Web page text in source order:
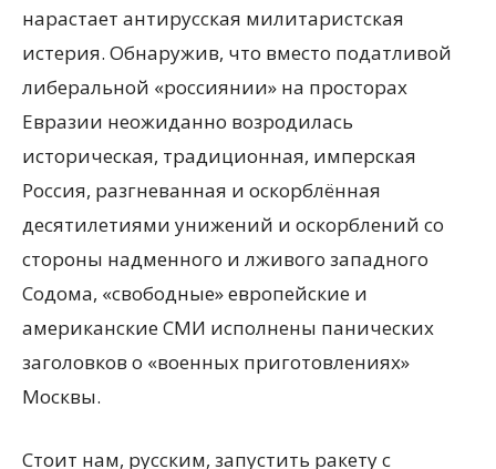
нарастает антирусская милитаристская
истерия. Обнаружив, что вместо податливой
либеральной «россиянии» на просторах
Евразии неожиданно возродилась
историческая, традиционная, имперская
Россия, разгневанная и оскорблённая
десятилетиями унижений и оскорблений со
стороны надменного и лживого западного
Содома, «свободные» европейские и
американские СМИ исполнены панических
заголовков о «военных приготовлениях»
Москвы.
Стоит нам, русским, запустить ракету с